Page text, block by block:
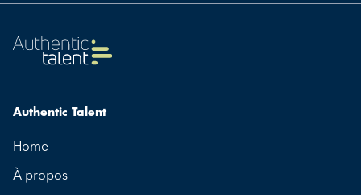
Authentic Talent
Home
À propos